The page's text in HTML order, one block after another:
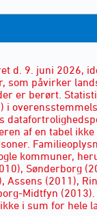
d. 9. juni 2026,
som påvirker
er berørt.
i
af en tabel ikke
kommuner,
Sønderborg
Assens (2011),
Midtfyn
i sum for hele